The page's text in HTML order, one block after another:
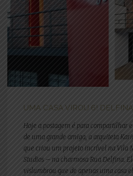
UMA CASA VIROU 6!
Hoje a postagem é para compartilhar
de uma grande amiga, a arquiteta
que criou um projeto incrível na Vila
Studios – na charmosa Rua Delfina.
vislumbrou que de apenas uma casa